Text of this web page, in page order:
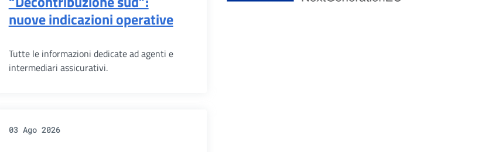
nuove indicazioni operative
Tutte le informazioni dedicate ad agenti e
intermediari assicurativi.
03 Ago 2026